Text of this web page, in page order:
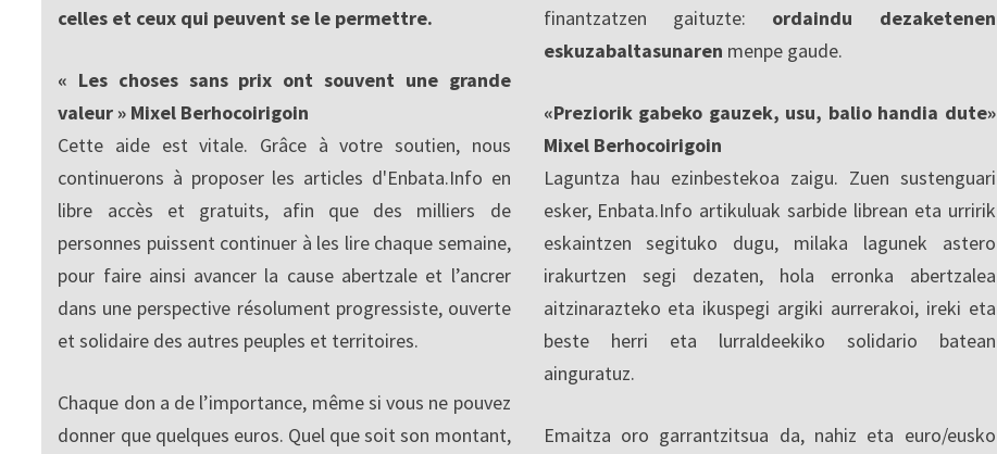
celles et ceux qui peuvent se le permettre.
« Les choses sans prix ont souvent une grande
valeur » Mixel Berhocoirigoin
Cette aide est vitale. Grâce à votre soutien, nous
continuerons à proposer les articles d'Enbata.Info en
libre accès et gratuits, afin que des milliers de
personnes puissent continuer à les lire chaque semaine,
pour faire ainsi avancer la cause abertzale et l’ancrer
dans une perspective résolument progressiste, ouverte
et solidaire des autres peuples et territoires.
Chaque don a de l’importance, même si vous ne pouvez
donner que quelques euros. Quel que soit son montant,
finantzatzen gaituzte: ordaindu dezaketenen
eskuzabaltasunaren menpe gaude.
«Preziorik gabeko gauzek, usu, balio handia dute»
Mixel Berhocoirigoin
Laguntza hau ezinbestekoa zaigu. Zuen sustenguari
esker, Enbata.Info artikuluak sarbide librean eta urririk
eskaintzen segituko dugu, milaka lagunek astero
irakurtzen segi dezaten, hola erronka abertzalea
aitzinarazteko eta ikuspegi argiki aurrerakoi, ireki eta
beste herri eta lurraldeekiko solidario batean
ainguratuz.
Emaitza oro garrantzitsua da, nahiz eta euro/eusko